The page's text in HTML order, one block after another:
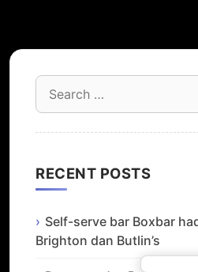
Search
for:
RECENT POSTS
Self-serve bar Boxbar
Brighton dan Butlin’s